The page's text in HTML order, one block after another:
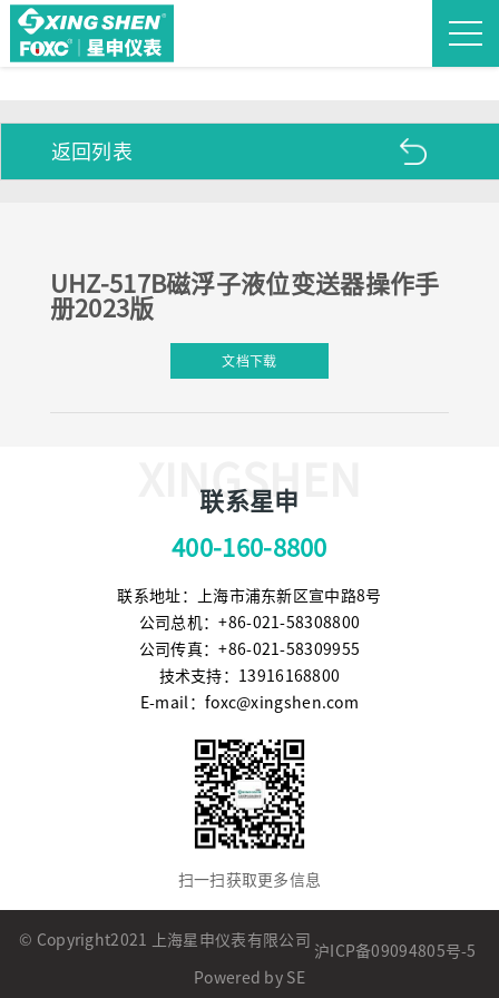
返回列表
UHZ-517B磁浮子液位变送器操作手
册2023版
文档下载
XINGSHEN
联系星申
400-160-8800
联系地址：上海市浦东新区宣中路8号
公司总机：+86-021-58308800
公司传真：+86-021-58309955
技术支持：13916168800
E-mail：foxc@xingshen.com
扫一扫获取更多信息
© Copyright2021 上海星申仪表有限公司
沪ICP备09094805号-5
Powered by SE